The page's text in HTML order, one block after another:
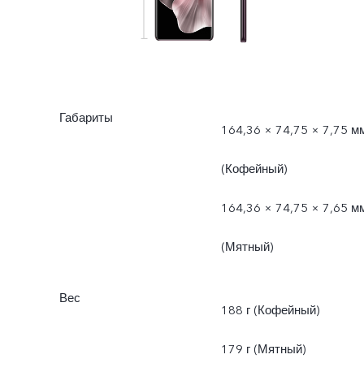
Габариты
164,36 × 74,75 × 7,75
(Кофейный)
164,36 × 74,75 × 7,65
(Мятный)
Вес
188 г (Кофейный)
179 г (Мятный)